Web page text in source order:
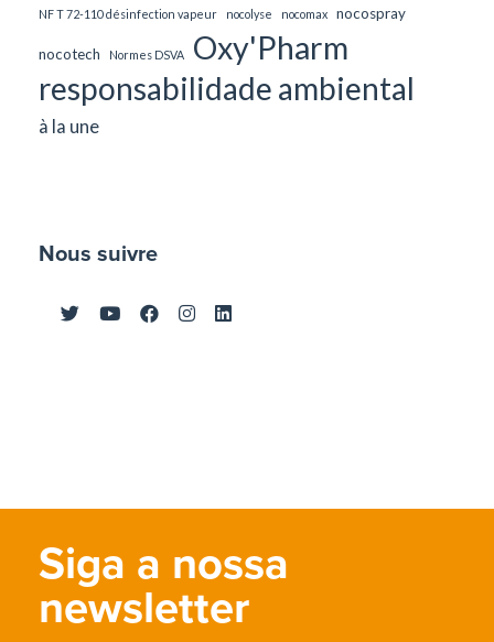
NF T 72-110 désinfection vapeur nocolyse nocomax nocospray
nocotech Normes DSVA
Oxy'Pharm
responsabilidade ambiental
à la une
Nous suivre
Siga a nossa
newsletter